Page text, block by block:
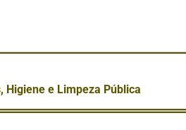
Higiene e Limpeza Pública